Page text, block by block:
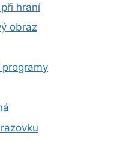
hraní
obraz